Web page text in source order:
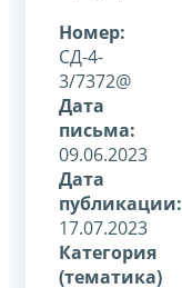
Номер:
СД-4-
3/7372@
Дата
письма:
09.06.2023
Дата
публикации:
17.07.2023
Категория
(тематика)